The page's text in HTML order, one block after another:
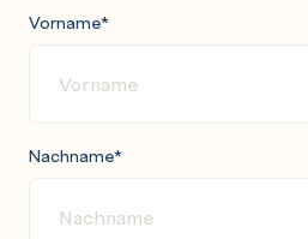
Vorname*
Nachname*